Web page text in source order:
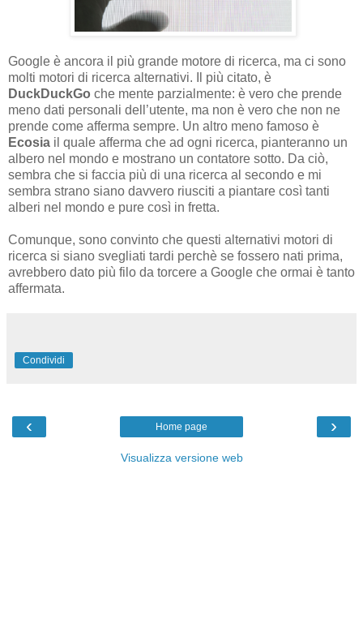
Google è ancora il più grande motore di ricerca, ma ci sono
molti motori di ricerca alternativi. Il più citato, è
DuckDuckGo che mente parzialmente: è vero che prende
meno dati personali dell’utente, ma non è vero che non ne
prende come afferma sempre. Un altro meno famoso è
Ecosia il quale afferma che ad ogni ricerca, pianteranno un
albero nel mondo e mostrano un contatore sotto. Da ciò,
sembra che si faccia più di una ricerca al secondo e mi
sembra strano siano davvero riusciti a piantare così tanti
alberi nel mondo e pure così in fretta.
Comunque, sono convinto che questi alternativi motori di
ricerca si siano svegliati tardi perchè se fossero nati prima,
avrebbero dato più filo da torcere a Google che ormai è tanto
affermata.
Condividi
‹ ›
Home page
Visualizza versione web